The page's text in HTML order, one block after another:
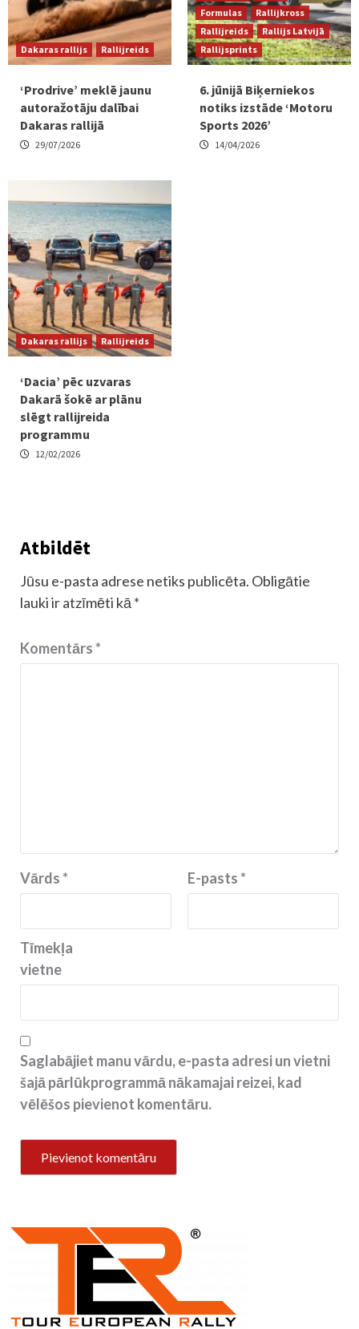
Dakaras rallijs Rallijreids
‘Prodrive’ meklē jaunu
autoražotāju dalībai
Dakaras rallijā
29/07/2026
Formulas
Rallijkross
Rallijreids
Rallijs Latvijā
Rallijsprints
6. jūnijā Biķerniekos
notiks izstāde ‘Motoru
Sports 2026’
14/04/2026
Dakaras rallijs Rallijreids
‘Dacia’ pēc uzvaras
Dakarā šokē ar plānu
slēgt rallijreida
programmu
12/02/2026
Atbildēt
Jūsu e-pasta adrese netiks publicēta. Obligātie
lauki ir atzīmēti kā *
Komentārs*
Vārds* E-pasts*
Tīmekļa
vietne
Saglabājiet manu vārdu, e-pasta adresi un vietni
šajā pārlūkprogrammā nākamajai reizei, kad
vēlēšos pievienot komentāru.